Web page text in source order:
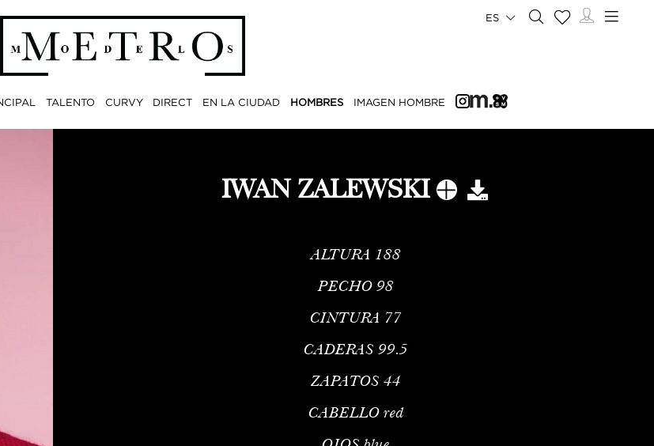
TALENTO CURVY DIRECT EN LA CIUDAD HOMBRES IMAGEN HOMBRE
ES
IWAN ZALEWSKI
ALTURA 188
PECHO 98
CINTURA 77
CADERAS 99.5
ZAPATOS 44
CABELLO red